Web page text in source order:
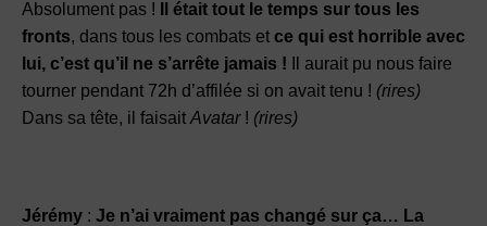
Absolument pas ! Il était tout le temps sur tous les
fronts, dans tous les combats et ce qui est horrible avec
lui, c’est qu’il ne s’arrête jamais ! Il aurait pu nous faire
tourner pendant 72h d’affilée si on avait tenu ! (rires)
Dans sa tête, il faisait Avatar! (rires)
Jérémy : Je n’ai vraiment pas changé sur ça… La